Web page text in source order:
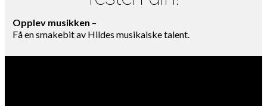
Opplev musikken –
Få en smakebit av Hildes musikalske talent.